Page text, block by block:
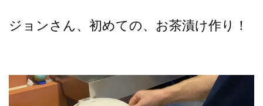
ジョンさん、初めての、お茶漬け作り！